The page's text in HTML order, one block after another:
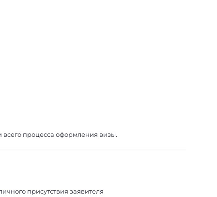
процесса оформления визы.
присутствия заявителя